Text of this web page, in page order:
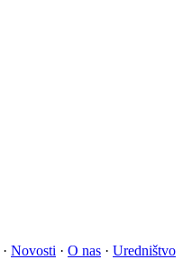
· Novosti · O nas · Uredništvo